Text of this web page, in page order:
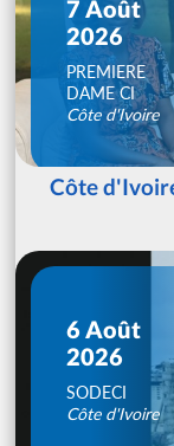
7 Août
2026
PREMIERE
DAME CI
Côte d'Ivoire
Côte
6 Août
2026
SODECI
Côte d'Ivoire